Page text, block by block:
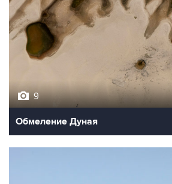
9
Обмеление Дуная